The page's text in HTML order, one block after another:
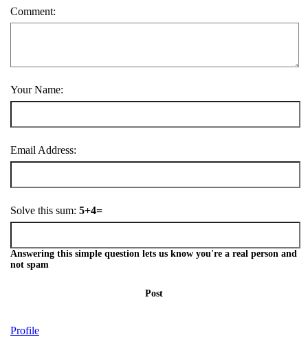
Comment:
Your Name:
Email Address:
Solve this sum: 5+4=
Answering this simple question lets us know you're a real person and
not spam
Post
Profile